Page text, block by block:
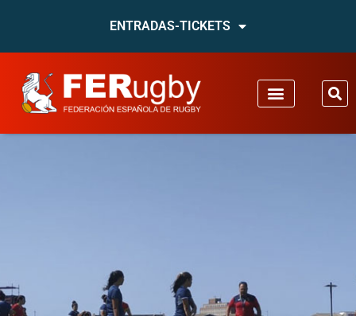
ENTRADAS-TICKETS